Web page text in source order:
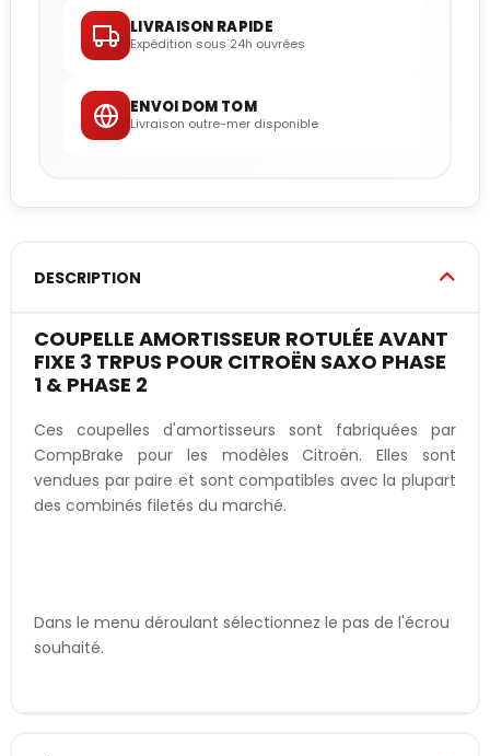
LIVRAISON RAPIDE
Expédition sous 24h ouvrées
ENVOI DOM TOM
Livraison outre-mer disponible
DESCRIPTION
COUPELLE AMORTISSEUR ROTULÉE AVANT
FIXE 3 TRPUS POUR CITROËN SAXO PHASE
1 & PHASE 2
Ces coupelles d'amortisseurs sont fabriquées par
CompBrake pour les modèles Citroën. Elles sont
vendues par paire et sont compatibles avec la plupart
des combinés filetés du marché.
Dans le menu déroulant sélectionnez le pas de l'écrou
souhaité.